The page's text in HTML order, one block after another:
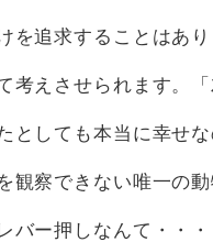
を追求することはあり
考えさせられます。
としても本当に幸せ
観察できない唯一の動
ー押しなんて・・・